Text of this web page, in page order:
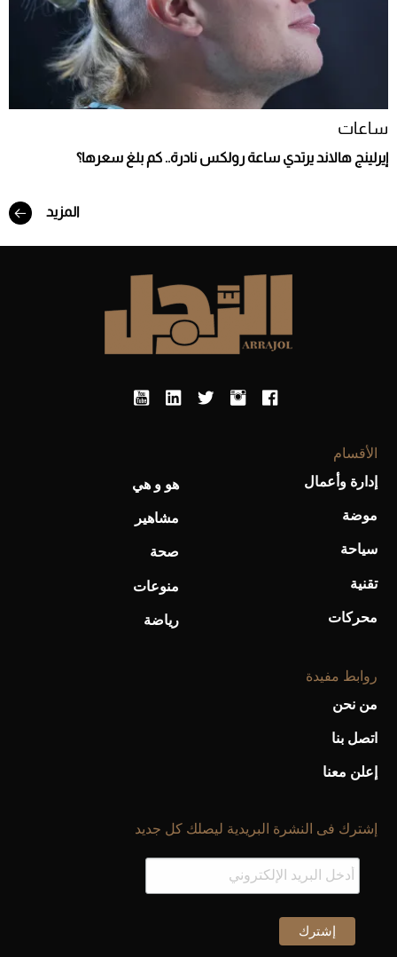
ساعات
إيرلينج هالاند يرتدي ساعة رولكس نادرة.. كم بلغ سعرها؟
المزيد
الأقسام
إدارة وأعمال
موضة
سياحة
تقنية
محركات
هو و هي
مشاهير
صحة
منوعات
رياضة
روابط مفيدة
من نحن
اتصل بنا
إعلن معنا
إشترك فى النشرة البريدية ليصلك كل جديد